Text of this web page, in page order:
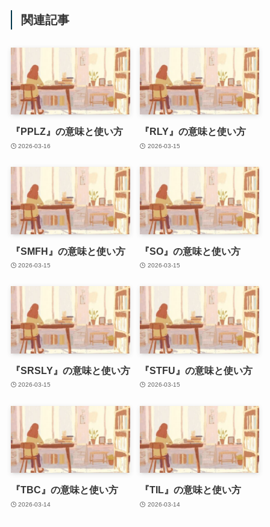
関連記事
『PPLZ』の意味と使い方
2026-03-16
『RLY』の意味と使い方
2026-03-15
『SMFH』の意味と使い方
2026-03-15
『SO』の意味と使い方
2026-03-15
『SRSLY』の意味と使い方
2026-03-15
『STFU』の意味と使い方
2026-03-15
『TBC』の意味と使い方
2026-03-14
『TIL』の意味と使い方
2026-03-14